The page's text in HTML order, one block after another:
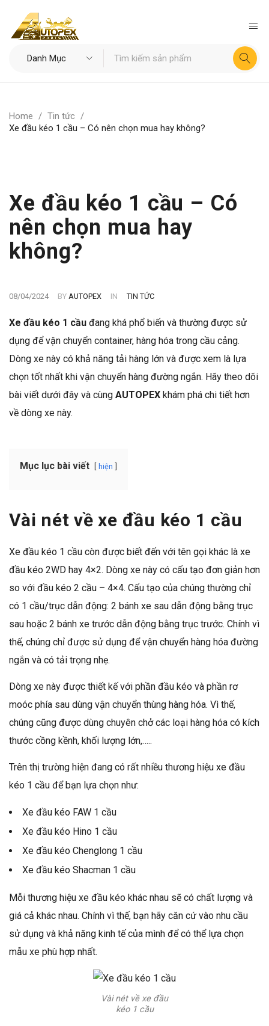
Home / Tin tức /
Xe đầu kéo 1 cầu – Có nên chọn mua hay không?
Xe đầu kéo 1 cầu – Có
nên chọn mua hay
không?
08/04/2024 BY AUTOPEX IN TIN TỨC
Xe đầu kéo 1 cầu đang khá phổ biến và thường được sử
dụng để vận chuyển container, hàng hóa trong cầu cảng.
Dòng xe này có khả năng tải hàng lớn và được xem là lựa
chọn tốt nhất khi vận chuyển hàng đường ngắn. Hãy theo dõi
bài viết dưới đây và cùng AUTOPEX khám phá chi tiết hơn
về dòng xe này.
Mục lục bài viết hiện
Vài nét về xe đầu kéo 1 cầu
Xe đầu kéo 1 cầu còn được biết đến với tên gọi khác là xe
đầu kéo 2WD hay 4×2. Dòng xe này có cấu tạo đơn giản hơn
so với đầu kéo 2 cầu – 4×4. Cấu tạo của chúng thường chỉ
có 1 cầu/trục dẫn động: 2 bánh xe sau dẫn động bằng trục
sau hoặc 2 bánh xe trước dẫn động bằng trục trước. Chính vì
thế, chúng chỉ được sử dụng để vận chuyển hàng hóa đường
ngắn và có tải trọng nhẹ.
Dòng xe này được thiết kế với phần đầu kéo và phần rơ
moóc phía sau dùng vận chuyển thùng hàng hóa. Vì thế,
chúng cũng được dùng chuyên chở các loại hàng hóa có kích
thước cồng kềnh, khối lượng lớn,…..
Trên thị trường hiện đang có rất nhiều thương hiệu xe đầu
kéo 1 cầu để bạn lựa chọn như:
Xe đầu kéo FAW 1 cầu
Xe đầu kéo Hino 1 cầu
Xe đầu kéo Chenglong 1 cầu
Xe đầu kéo Shacman 1 cầu
Mỗi thương hiệu xe đầu kéo khác nhau sẽ có chất lượng và
giá cả khác nhau. Chính vì thế, bạn hãy căn cứ vào nhu cầu
sử dụng và khả năng kinh tế của mình để có thể lựa chọn
mẫu xe phù hợp nhất.
Vài nét về xe đầu
kéo 1 cầu